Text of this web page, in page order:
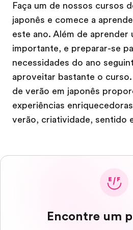
Faça um de nossos cursos
japonês e comece a
este ano. Além de aprender
importante, e preparar-se
necessidades do ano
aproveitar bastante o
de verão em japonês
experiências
verão, criatividade, sentido
Encontre um